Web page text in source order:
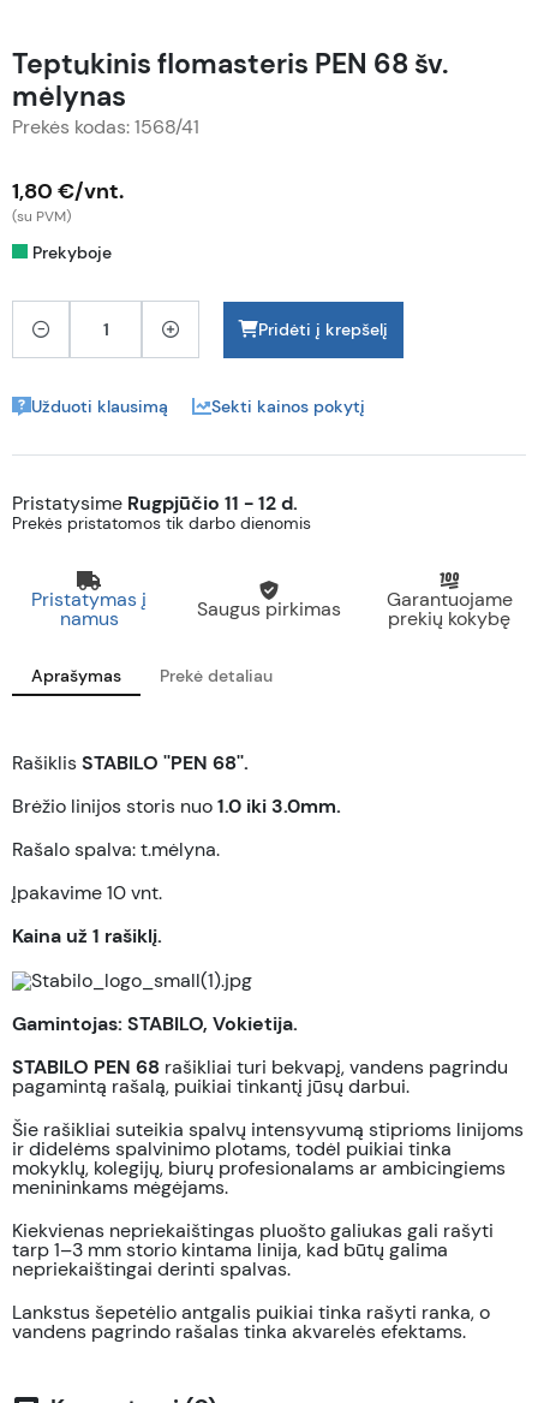
Teptukinis flomasteris PEN 68 šv.
mėlynas
Prekės kodas: 1568/41
1,80 €/vnt.
(su PVM)
Prekyboje
Pridėti į krepšelį
Užduoti klausimą Sekti kainos pokytį
Pristatysime Rugpjūčio 11 - 12 d.
Prekės pristatomos tik darbo dienomis
Pristatymas į
namus Saugus pirkimas Garantuojame
prekių kokybę
Aprašymas Prekė detaliau
RašiklisSTABILO ''PEN 68''.
Brėžio linijos storis nuo1.0 iki 3.0mm.
Rašalo spalva: t.mėlyna.
Įpakavime 10 vnt.
Kaina už 1 rašiklį.
Gamintojas: STABILO, Vokietija.
STABILO PEN 68 rašikliai turi bekvapį, vandens pagrindu
pagamintą rašalą, puikiai tinkantį jūsų darbui.
Šie rašikliai suteikia spalvų intensyvumą stiprioms linijoms
ir didelėms spalvinimo plotams, todėl puikiai tinka
mokyklų, kolegijų, biurų profesionalams ar ambicingiems
menininkams mėgėjams.
Kiekvienas nepriekaištingas pluošto galiukas gali rašyti
tarp 1–3 mm storio kintama linija, kad būtų galima
nepriekaištingai derinti spalvas.
Lankstus šepetėlio antgalis puikiai tinka rašyti ranka, o
vandens pagrindo rašalas tinka akvarelės efektams.